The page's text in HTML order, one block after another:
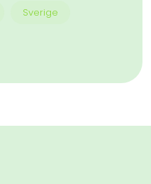
Sverige